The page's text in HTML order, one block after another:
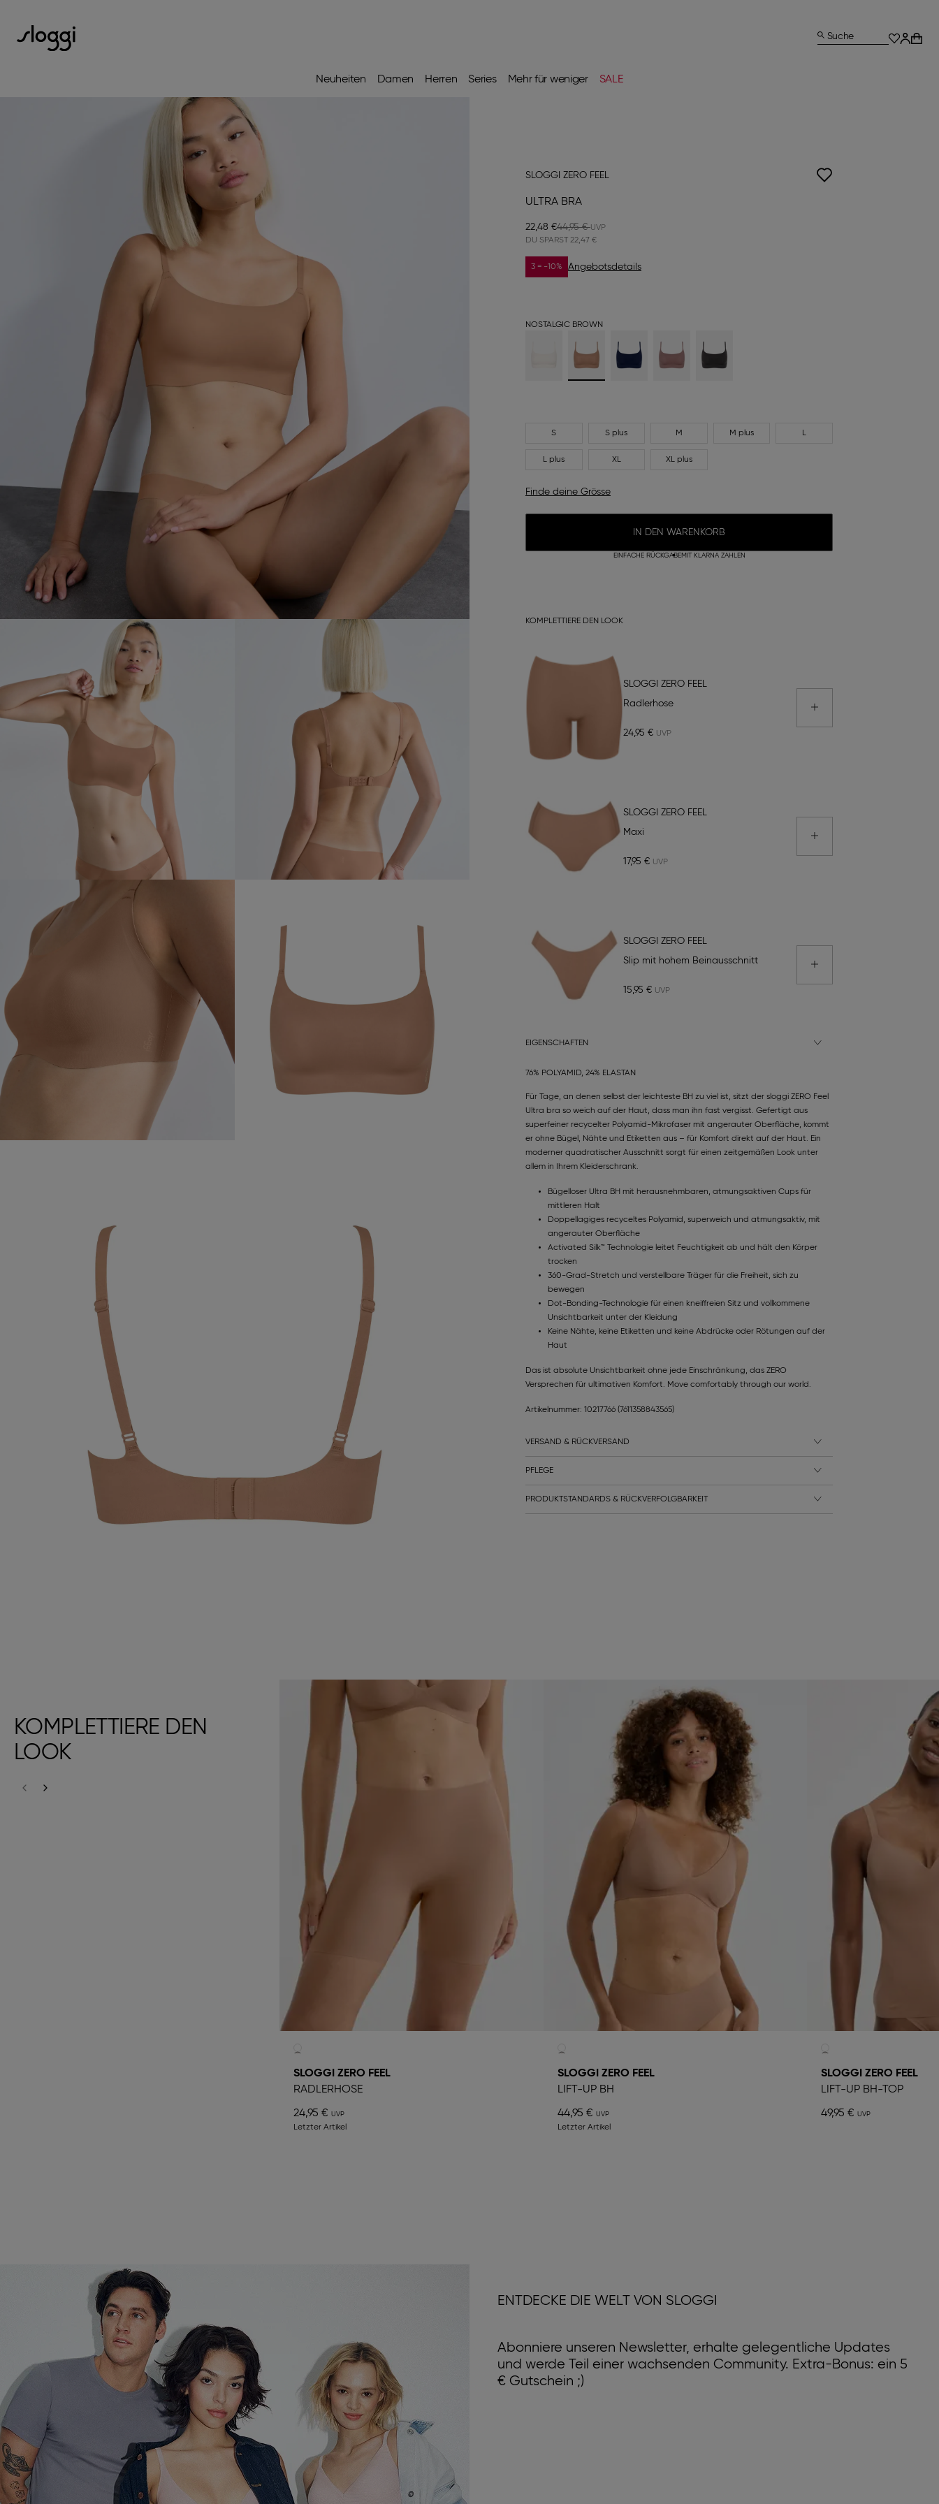
Neuheiten Damen Herren Series Mehr für weniger SALE
Suche
SLOGGI ZERO FEEL
ULTRA BRA
22,48 €44,95 €
DU SPARST 22,47 €
3 = -10% Angebotsdetails
NOSTALGIC BROWN
S S plus M M plus L
L plus XL XL plus
Finde deine Grösse
IN DEN WARENKORB
EINFACHE RÜCKGABEMIT KLARNA ZAHLEN
KOMPLETTIERE DEN LOOK
SLOGGI ZERO FEEL
Radlerhose
24,95 €
SLOGGI ZERO FEEL
Maxi
17,95 €
SLOGGI ZERO FEEL
Slip mit hohem Beinausschnitt
15,95 €
EIGENSCHAFTEN
76% POLYAMID, 24% ELASTAN
Für Tage, an denen selbst der leichteste BH zu viel ist, sitzt der sloggi ZERO Feel
Ultra bra so weich auf der Haut, dass man ihn fast vergisst. Gefertigt aus
superfeiner recycelter Polyamid-Mikrofaser mit angerauter Oberfläche, kommt
er ohne Bügel, Nähte und Etiketten aus – für Komfort direkt auf der Haut. Ein
moderner quadratischer Ausschnitt sorgt für einen zeitgemäßen Look unter
allem in Ihrem Kleiderschrank.
Bügelloser Ultra BH mit herausnehmbaren, atmungsaktiven Cups für
mittleren Halt
Doppellagiges recyceltes Polyamid, superweich und atmungsaktiv, mit
angerauter Oberfläche
Activated Silk™ Technologie leitet Feuchtigkeit ab und hält den Körper
trocken
360-Grad-Stretch und verstellbare Träger für die Freiheit, sich zu
bewegen
Dot-Bonding-Technologie für einen kneiffreien Sitz und vollkommene
Unsichtbarkeit unter der Kleidung
Keine Nähte, keine Etiketten und keine Abdrücke oder Rötungen auf der
Haut
Das ist absolute Unsichtbarkeit ohne jede Einschränkung, das ZERO
Versprechen für ultimativen Komfort. Move comfortably through our world.
Artikelnummer: 10217766 (7611358843565)
VERSAND & RÜCKVERSAND
PFLEGE
PRODUKTSTANDARDS & RÜCKVERFOLGBARKEIT
KOMPLETTIERE DEN
LOOK
SLOGGI ZERO FEEL
RADLERHOSE
24,95 €
Letzter Artikel
SLOGGI ZERO FEEL
LIFT-UP BH
44,95 €
Letzter Artikel
SLOGGI ZERO FEEL
LIFT-UP BH-TOP
49,95 €
ENTDECKE DIE WELT VON SLOGGI
Abonniere unseren Newsletter, erhalte gelegentliche Updates
und werde Teil einer wachsenden Community. Extra-Bonus: ein 5
€ Gutschein ;)